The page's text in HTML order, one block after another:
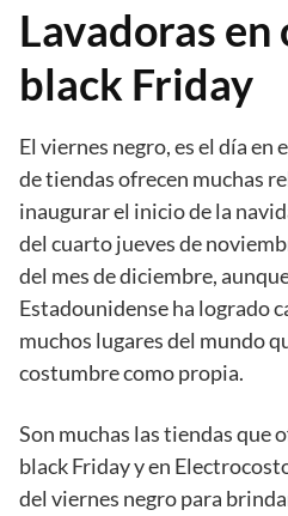
Lavadoras
black Friday
El viernes negro, es el día en
de tiendas ofrecen muchas
inaugurar el inicio de la
del cuarto jueves de
del mes de diciembre,
Estadounidense ha logrado
muchos lugares del mundo
costumbre como propia.
Son muchas las tiendas que
black Friday y en
del viernes negro para